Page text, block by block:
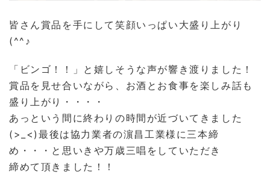
皆さん賞品を手にして笑顔いっぱい大盛り上がり
(^^♪
「ビンゴ！！」と嬉しそうな声が響き渡りました！
賞品を見せ合いながら、お酒とお食事を楽しみ話も
盛り上がり・・・・
あっという間に終わりの時間が近づいてきました
(>_<)最後は協力業者の濵昌工業様に三本締
め・・・と思いきや万歳三唱をしていただき
締めて頂きました！！